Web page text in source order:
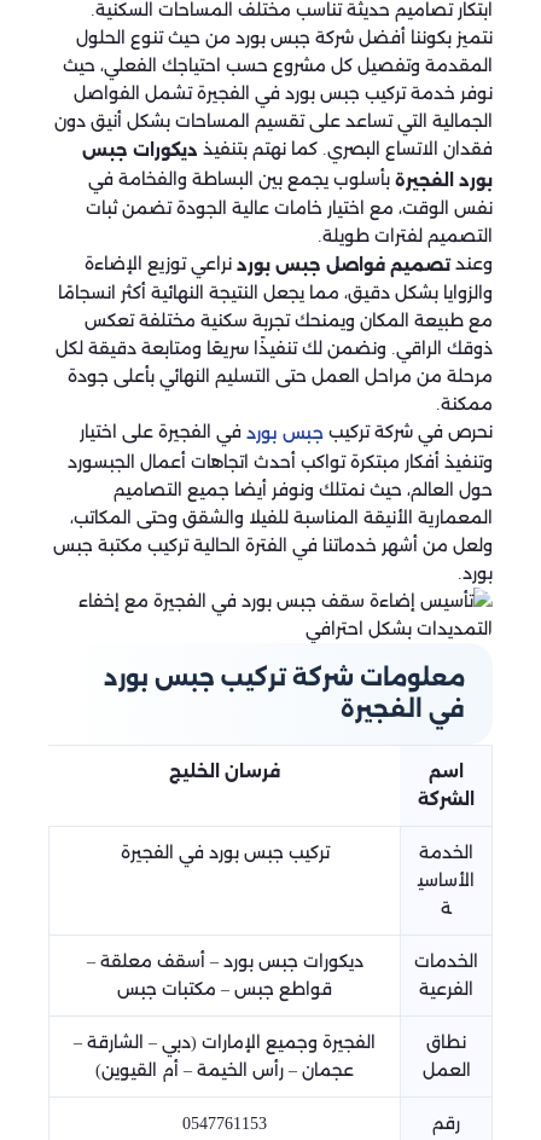
ابتكار تصاميم حديثة تناسب مختلف المساحات السكنية.
نتميز بكوننا أفضل شركة جبس بورد من حيث تنوع الحلول
المقدمة وتفصيل كل مشروع حسب احتياجك الفعلي، حيث
نوفر خدمة تركيب جبس بورد في الفجيرة تشمل الفواصل
الجمالية التي تساعد على تقسيم المساحات بشكل أنيق دون
فقدان الاتساع البصري. كما نهتم بتنفيذ ديكورات جبس
بورد الفجيرة بأسلوب يجمع بين البساطة والفخامة في
نفس الوقت، مع اختيار خامات عالية الجودة تضمن ثبات
التصميم لفترات طويلة.
وعند تصميم فواصل جبس بورد نراعي توزيع الإضاءة
والزوايا بشكل دقيق، مما يجعل النتيجة النهائية أكثر انسجامًا
مع طبيعة المكان ويمنحك تجربة سكنية مختلفة تعكس
ذوقك الراقي. ونضمن لك تنفيذًا سريعًا ومتابعة دقيقة لكل
مرحلة من مراحل العمل حتى التسليم النهائي بأعلى جودة
ممكنة.
نحرص في شركة تركيب جبس بورد في الفجيرة على اختيار
وتنفيذ أفكار مبتكرة تواكب أحدث اتجاهات أعمال الجبسورد
حول العالم، حيث نمتلك ونوفر أيضا جميع التصاميم
المعمارية الأنيقة المناسبة للفيلا والشقق وحتى المكاتب،
ولعل من أشهر خدماتنا في الفترة الحالية تركيب مكتبة جبس
بورد.
معلومات شركة تركيب جبس بورد
في الفجيرة
اسم
الشركة
فرسان الخليج
الخدمة
الأساسي
ة
تركيب جبس بورد في الفجيرة
الخدمات
الفرعية
ديكورات جبس بورد – أسقف معلقة –
قواطع جبس – مكتبات جبس
نطاق
العمل
الفجيرة وجميع الإمارات (دبي – الشارقة –
عجمان – رأس الخيمة – أم القيوين)
رقم
0547761153